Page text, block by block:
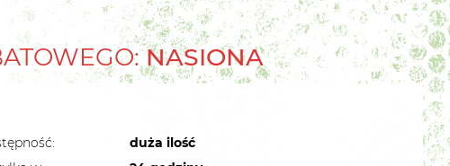
NASIONA
duża ilość